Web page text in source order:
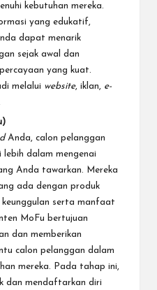
kebutuhan mereka.
yang edukatif,
dapat menarik
sejak awal dan
yang kuat.
melalui website, iklan, e-
Anda, calon pelanggan
dalam mengenai
Anda tawarkan. Mereka
ada dengan produk
serta manfaat
MoFu bertujuan
dan memberikan
calon pelanggan dalam
mereka. Pada tahap ini,
dan mendaftarkan diri